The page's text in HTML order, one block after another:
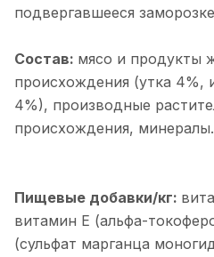
подвергавшееся
Состав: мясо и продукты
происхождения (утка 4%,
4%), производные
происхождения, минералы.
Пищевые добавки/кг:
витамин Е (альфа-
(сульфат марганца